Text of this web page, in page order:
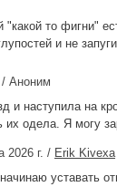
"какой то фигни"
и не
/ Аноним
и наступила на
одела. Я могу
2026 г. / Erik Kivexa
уставать